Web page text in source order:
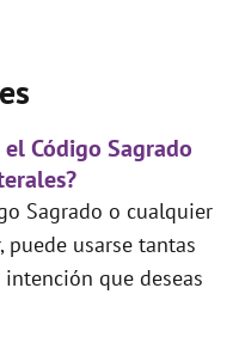
el Código Sagrado
Sagrado o cualquier
puede usarse tantas
que deseas